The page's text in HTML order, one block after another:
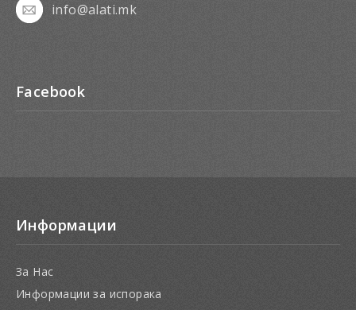
info@alati.mk
Facebook
Информации
За Нас
Информации за испорака